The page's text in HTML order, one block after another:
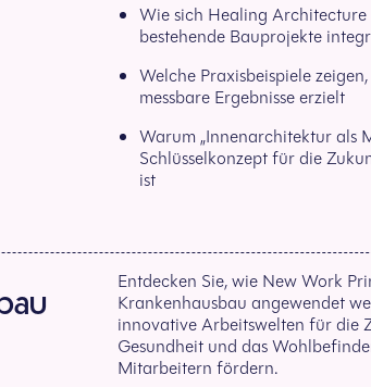
Wie sich Healing
bestehende Bauprojekte
Welche Praxisbeispiele
messbare Ergebnisse erzielt
Warum „Innenarchitektur als
Schlüsselkonzept für die
ist
Entdecken Sie, wie New Work
Krankenhausbau angewendet
innovative Arbeitswelten für die
Gesundheit und das
Mitarbeitern fördern.